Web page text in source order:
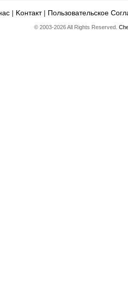
| Kонтакт| Пользовательское
© 2003-2026 All Rights Reserved.